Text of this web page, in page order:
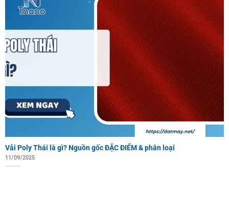
Vải Poly Thái là gì? Nguồn gốc ĐẶC ĐIỂM & phân loại
11/09/2025